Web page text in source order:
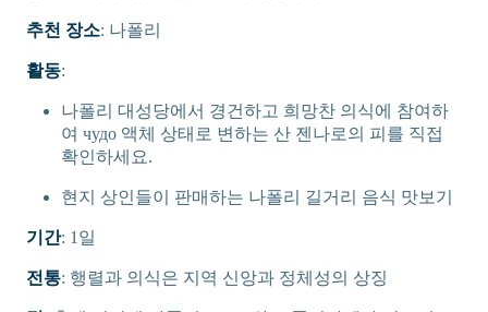
추천 장소: 나폴리
활동:
나폴리 대성당에서 경건하고 희망찬 의식에 참여하
여 чудо 액체 상태로 변하는 산 젠나로의 피를 직접
확인하세요.
현지 상인들이 판매하는 나폴리 길거리 음식 맛보기
기간: 1일
전통: 행렬과 의식은 지역 신앙과 정체성의 상징